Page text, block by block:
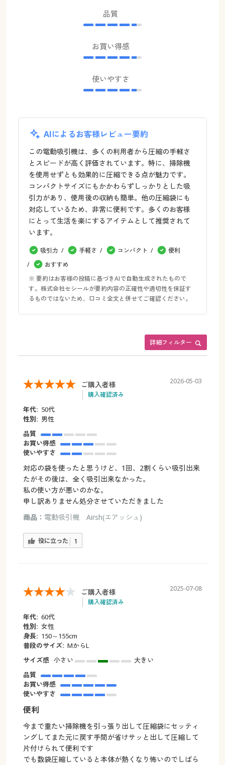
品質
お買い得感
使いやすさ
AIによるお客様レビュー要約
この電動吸引機は、多くの利用者から圧縮の手軽さ
とスピードが高く評価されています。特に、掃除機
を使用せずとも効果的に圧縮できる点が魅力です。
コンパクトサイズにもかかわらずしっかりとした吸
引力があり、使用後の収納も簡単。他の圧縮袋にも
対応しているため、非常に便利です。多くのお客様
にとって生活を楽にするアイテムとして推奨されて
います。
吸引力 手軽さ コンパクト
便利
おすすめ
※ 要約はお客様の投稿に基づきAIで自動生成されたもので
す。株式会社セシールが要約内容の正確性や適切性を保証す
るものではないため、口コミ全文と併せてご確認ください。
詳細フィルター
ご購入者様
購入確認済み
2026-05-03
年代: 50代
性別: 男性
品質
お買い得感
使いやすさ
対応の袋を使ったと思うけど、1回、2割くらい吸引出来
たがその後は、全く吸引出来なかった。
私の使い方が悪いのかな。
申し訳ありません処分させていただきました
商品： 電動吸引機 Airsh(エアッシュ)
役に立った 1
ご購入者様
購入確認済み
2025-07-08
年代: 60代
性別: 女性
身長: 150～155cm
普段のサイズ: MからL
サイズ感 小さい
大きい
品質
お買い得感
使いやすさ
便利
今まで重たい掃除機を引っ張り出して圧縮袋にセッティ
ングしてまた元に戻す手間が省けサッと出して圧縮して
片付けられて便利です
でも数袋圧縮していると本体が熱くなり怖いのでしばら